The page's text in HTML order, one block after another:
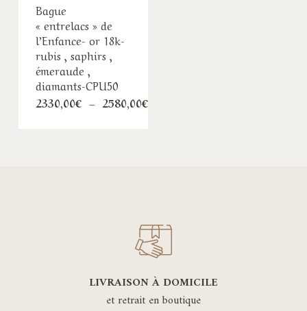
Bague
« entrelacs » de
l’Enfance- or 18k-
rubis , saphirs ,
émeraude ,
diamants-CPU50
2330,00€ – 2580,00€Plage
de
LIVRAISON À DOMICILE
et retrait en boutique